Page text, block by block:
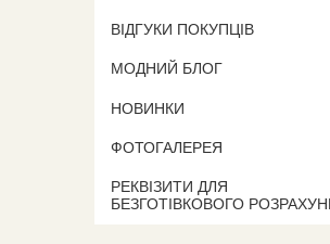
ВІДГУКИ ПОКУПЦІВ
МОДНИЙ БЛОГ
НОВИНКИ
ФОТОГАЛЕРЕЯ
РЕКВІЗИТИ ДЛЯ
БЕЗГОТІВКОВОГО